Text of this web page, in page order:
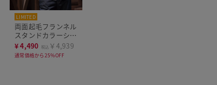
LIMITED
両面起毛フランネル
スタンドカラーシャ
ツ
¥4,490 税込 ￥4,939
通常価格から25%OFF